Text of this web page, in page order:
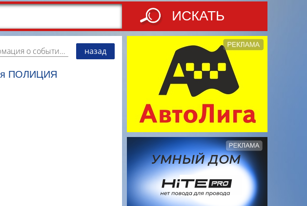
ИСКАТЬ
города. Страницу наполняют платные и бесплатные объявления, имеющие функцию "поднятия вверх списка". назад
ПОЛИЦИЯ